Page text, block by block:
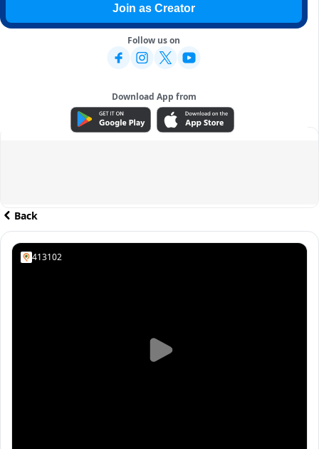
Join as Creator
Follow us on
Download App from
ADVERTISEMENT
Back
413102